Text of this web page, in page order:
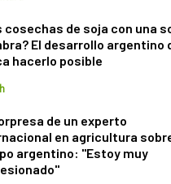
cosechas de soja con una
El desarrollo argentino
hacerlo posible
de un experto
en agricultura
argentino: "Estoy muy